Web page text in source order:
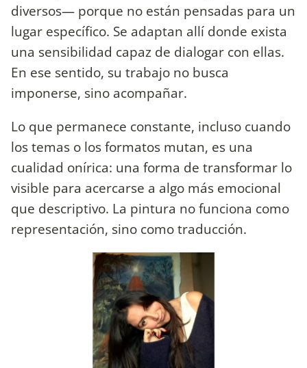
diversos— porque no están pensadas para un
lugar específico. Se adaptan allí donde exista
una sensibilidad capaz de dialogar con ellas.
En ese sentido, su trabajo no busca
imponerse, sino acompañar.
Lo que permanece constante, incluso cuando
los temas o los formatos mutan, es una
cualidad onírica: una forma de transformar lo
visible para acercarse a algo más emocional
que descriptivo. La pintura no funciona como
representación, sino como traducción.